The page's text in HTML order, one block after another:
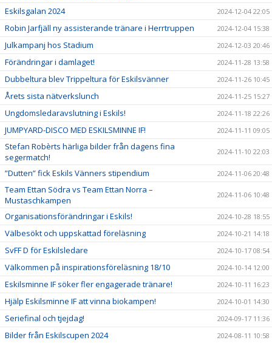
Eskilsgalan 2024 2024-12-04 22:05
Robin Jarfjäll ny assisterande tränare i Herrtruppen 2024-12-04 15:38
Julkampanj hos Stadium 2024-12-03 20:46
Förändringar i damlaget! 2024-11-28 13:58
Dubbeltura blev Trippeltura för Eskilsvänner 2024-11-26 10:45
Årets sista nätverkslunch 2024-11-25 15:27
Ungdomsledaravslutning i Eskils! 2024-11-18 22:26
JUMPYARD-DISCO MED ESKILSMINNE IF! 2024-11-11 09:05
Stefan Robèrts härliga bilder från dagens fina
segermatch!
2024-11-10 22:03
”Dutten” fick Eskils Vänners stipendium 2024-11-06 20:48
Team Ettan Södra vs Team Ettan Norra –
Mustaschkampen
2024-11-06 10:48
Organisationsförändringar i Eskils! 2024-10-28 18:55
Välbesökt och uppskattad föreläsning 2024-10-21 14:18
SvFF D för Eskilsledare 2024-10-17 08:54
Välkommen på inspirationsföreläsning 18/10 2024-10-14 12:00
Eskilsminne IF söker fler engagerade tränare! 2024-10-11 16:23
Hjälp Eskilsminne IF att vinna biokampen! 2024-10-01 14:30
Seriefinal och tjejdag! 2024-09-17 11:36
Bilder från Eskilscupen 2024 2024-08-11 10:58